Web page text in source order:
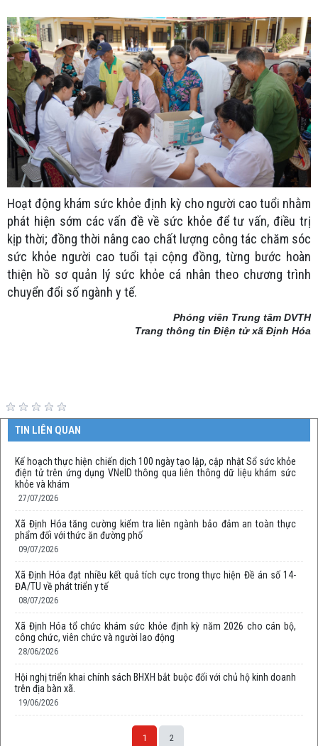
Hoạt động khám sức khỏe định kỳ cho người cao tuổi nhằm
phát hiện sớm các vấn đề về sức khỏe để tư vấn, điều trị
kịp thời; đồng thời nâng cao chất lượng công tác chăm sóc
sức khỏe người cao tuổi tại cộng đồng, từng bước hoàn
thiện hồ sơ quản lý sức khỏe cá nhân theo chương trình
chuyển đổi số ngành y tế.
Phóng viên Trung tâm DVTH
Trang thông tin Điện tử xã Định Hóa
TIN LIÊN QUAN
Kế hoạch thực hiện chiến dịch 100 ngày tạo lập, cập nhật Sổ sức khỏe
điện tử trên ứng dụng VNeID thông qua liên thông dữ liệu khám sức
khỏe và khám
27/07/2026
Xã Định Hóa tăng cường kiểm tra liên ngành bảo đảm an toàn thực
phẩm đối với thức ăn đường phố
09/07/2026
Xã Định Hóa đạt nhiều kết quả tích cực trong thực hiện Đề án số 14-
ĐA/TU về phát triển y tế
08/07/2026
Xã Định Hóa tổ chức khám sức khỏe định kỳ năm 2026 cho cán bộ,
công chức, viên chức và người lao động
28/06/2026
Hội nghị triển khai chính sách BHXH bắt buộc đối với chủ hộ kinh doanh
trên địa bàn xã.
19/06/2026
1 2